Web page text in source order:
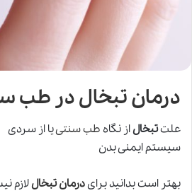
درمان تبخال در طب
علتتبخالاز نگاه طب سنتییا از سردی
سیستم ایمنی بدن
بهتر است بدانید برایدرمان تبخاللازم